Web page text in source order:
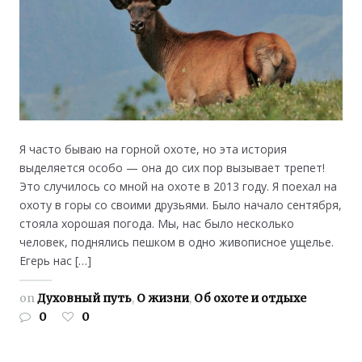
Я часто бываю на горной охоте, но эта история
выделяется особо — она до сих пор вызывает трепет!
Это случилось со мной на охоте в 2013 году. Я поехал на
охоту в горы со своими друзьями. Было начало сентября,
стояла хорошая погода. Мы, нас было несколько
человек, поднялись пешком в одно живописное ущелье.
Егерь нас […]
onДуховный путь, О жизни, Об охоте и отдыхе
0
0